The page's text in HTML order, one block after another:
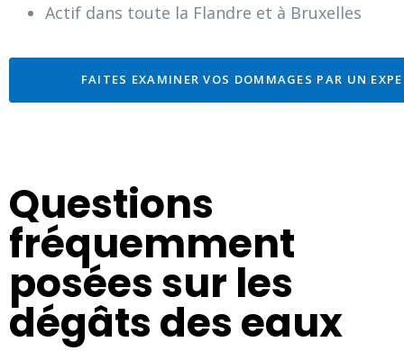
Actif dans toute la Flandre et à Bruxelles
FAITES EXAMINER VOS DOMMAGES PAR UN
Questions
fréquemment
posées sur les
dégâts des eaux